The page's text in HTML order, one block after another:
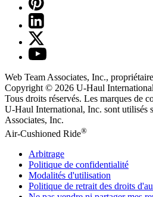
Web Team Associates, Inc.,
Copyright © 2026 U-Haul
Tous droits réservés. Les marques de
U-Haul International, Inc. sont utilisés
Associates, Inc.
Air-Cushioned Ride®
Arbitrage
Politique de confidentialité
Modalités d'utilisation
Politique de retrait des droits